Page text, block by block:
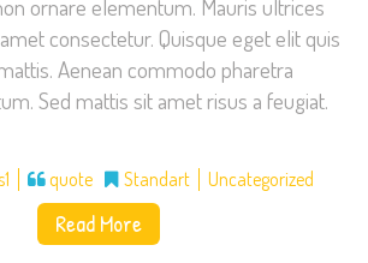
ornare elementum. Mauris ultrices
consectetur. Quisque eget elit quis
Aenean commodo pharetra
Sed mattis sit amet risus a feugiat.
quote Standart Uncategorized
Read More